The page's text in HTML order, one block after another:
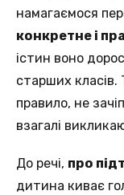
намагаємося
конкретне і
істин воно
старших класів.
правило, не
взагалі
До речі, про
дитина киває